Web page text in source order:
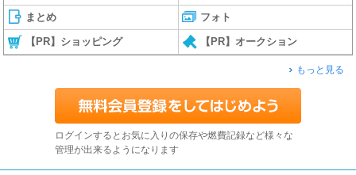
まとめ フォト
【PR】ショッピング 【PR】オークション
もっと見る
ログインするとお気に入りの保存や燃費記録など様々な
管理が出来るようになります